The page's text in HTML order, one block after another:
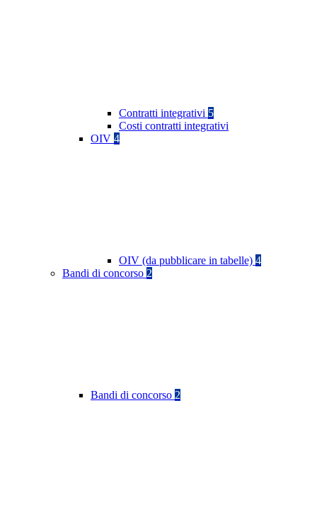
Contratti integrativi 5
Costi contratti integrativi
OIV 4
OIV (da pubblicare in tabelle) 4
Bandi di concorso 2
Bandi di concorso 2